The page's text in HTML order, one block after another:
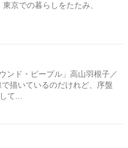
の暮らしをたたみ、
ンド・ピープル」高山羽根子／
描いているのだけれど、序盤
て...